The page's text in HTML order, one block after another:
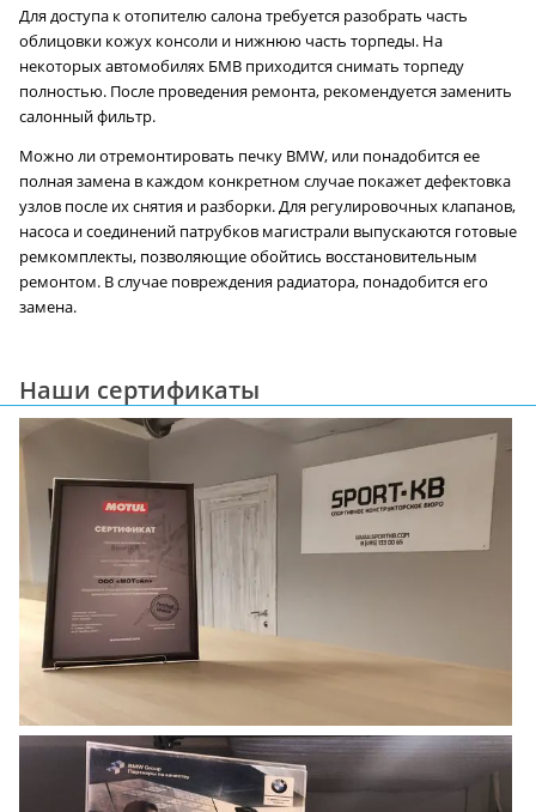
Для доступа к отопителю салона требуется разобрать часть
облицовки кожух консоли и нижнюю часть торпеды. На
некоторых автомобилях БМВ приходится снимать торпеду
полностью. После проведения ремонта, рекомендуется заменить
салонный фильтр.
Можно ли отремонтировать печку BMW, или понадобится ее
полная замена в каждом конкретном случае покажет дефектовка
узлов после их снятия и разборки. Для регулировочных клапанов,
насоса и соединений патрубков магистрали выпускаются готовые
ремкомплекты, позволяющие обойтись восстановительным
ремонтом. В случае повреждения радиатора, понадобится его
замена.
Наши сертификаты